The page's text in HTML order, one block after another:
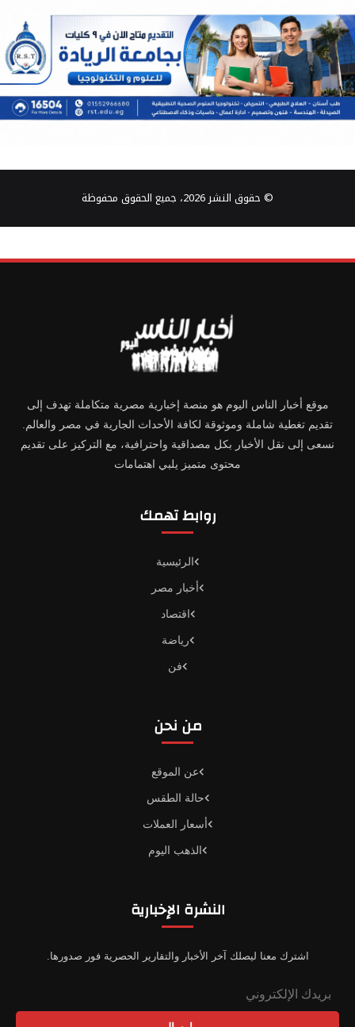
© حقوق النشر 2026، جميع الحقوق محفوظة
موقع أخبار الناس اليوم هو منصة إخبارية مصرية متكاملة تهدف إلى
تقديم تغطية شاملة وموثوقة لكافة الأحداث الجارية في مصر والعالم.
نسعى إلى نقل الأخبار بكل مصداقية واحترافية، مع التركيز على تقديم
محتوى متميز يلبي اهتمامات
روابط تهمك
الرئيسية
أخبار مصر
اقتصاد
رياضة
فن
من نحن
عن الموقع
حالة الطقس
أسعار العملات
الذهب اليوم
النشرة الإخبارية
اشترك معنا ليصلك آخر الأخبار والتقارير الحصرية فور صدورها.